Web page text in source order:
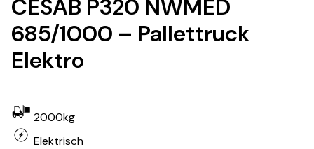
CESAB P320 NWMED
685/1000 – Pallettruck
Elektro
2000kg
Elektrisch